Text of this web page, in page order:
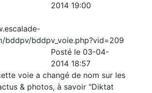
2014 19:00
bddpv/bddpv_voie.php?vid=209
Posté le 03-04-
2014 18:57
voie a changé de nom sur les
& photos, à savoir "Diktat